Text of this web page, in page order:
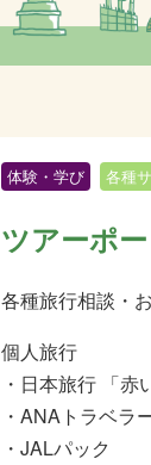
体験・学び 各種
ツアーポ
各種旅行相談・
個人旅行
・日本旅行 「
・ANAトラベラ
・JALパック